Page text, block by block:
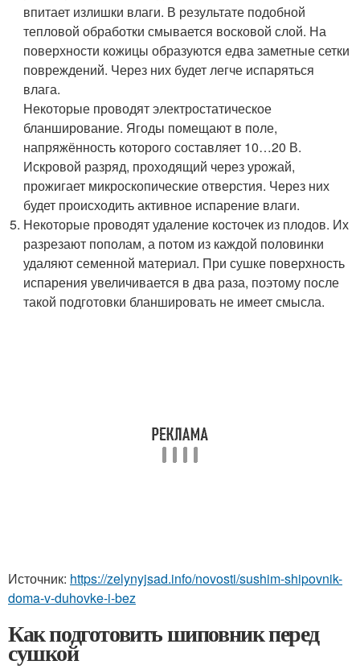
впитает излишки влаги. В результате подобной
тепловой обработки смывается восковой слой. На
поверхности кожицы образуются едва заметные сетки
повреждений. Через них будет легче испаряться
влага.
Некоторые проводят электростатическое
бланширование. Ягоды помещают в поле,
напряжённость которого составляет 10…20 В.
Искровой разряд, проходящий через урожай,
прожигает микроскопические отверстия. Через них
будет происходить активное испарение влаги.
Некоторые проводят удаление косточек из плодов. Их
разрезают пополам, а потом из каждой половинки
удаляют семенной материал. При сушке поверхность
испарения увеличивается в два раза, поэтому после
такой подготовки бланшировать не имеет смысла.
Источник: https://zelynyjsad.info/novosti/sushim-shipovnik-
doma-v-duhovke-i-bez
Как подготовить шиповник перед
сушкой